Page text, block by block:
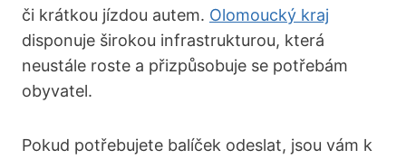
či krátkou jízdou autem. Olomoucký kraj
disponuje širokou infrastrukturou, která
neustále roste a přizpůsobuje se potřebám
obyvatel.
Pokud potřebujete balíček odeslat, jsou vám k